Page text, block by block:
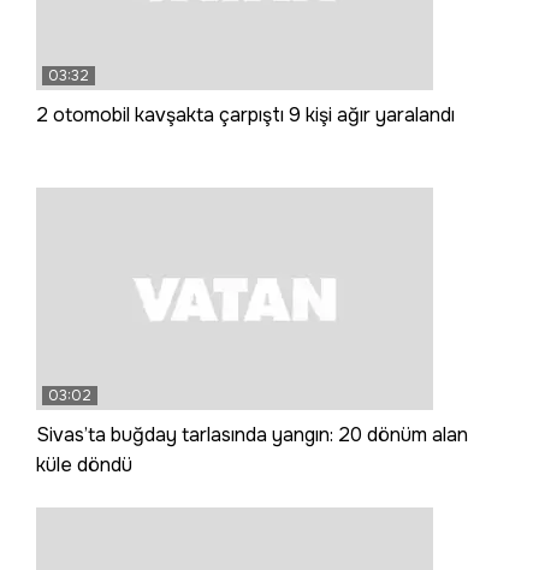
03:32
2 otomobil kavşakta çarpıştı 9 kişi ağır yaralandı
03:02
Sivas’ta buğday tarlasında yangın: 20 dönüm alan
küle döndü